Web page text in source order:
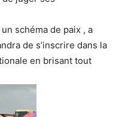
schéma de paix , a
de s’inscrire dans la
en brisant tout